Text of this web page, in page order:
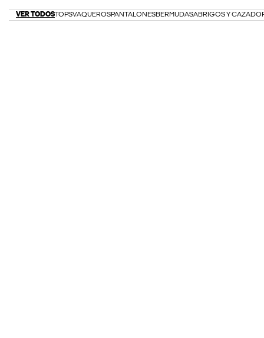
VER TODOSTOPSVAQUEROSPANTALONESBERMUDASABRIGOS Y